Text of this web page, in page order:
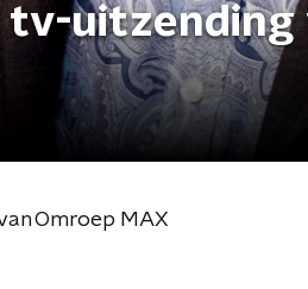
tv-uitzending
Omroep MAX